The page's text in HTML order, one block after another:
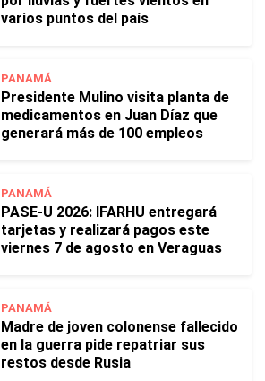
varios puntos del país
PANAMÁ
Presidente Mulino visita planta de
medicamentos en Juan Díaz que
generará más de 100 empleos
PANAMÁ
PASE-U 2026: IFARHU entregará
tarjetas y realizará pagos este
viernes 7 de agosto en Veraguas
PANAMÁ
Madre de joven colonense fallecido
en la guerra pide repatriar sus
restos desde Rusia